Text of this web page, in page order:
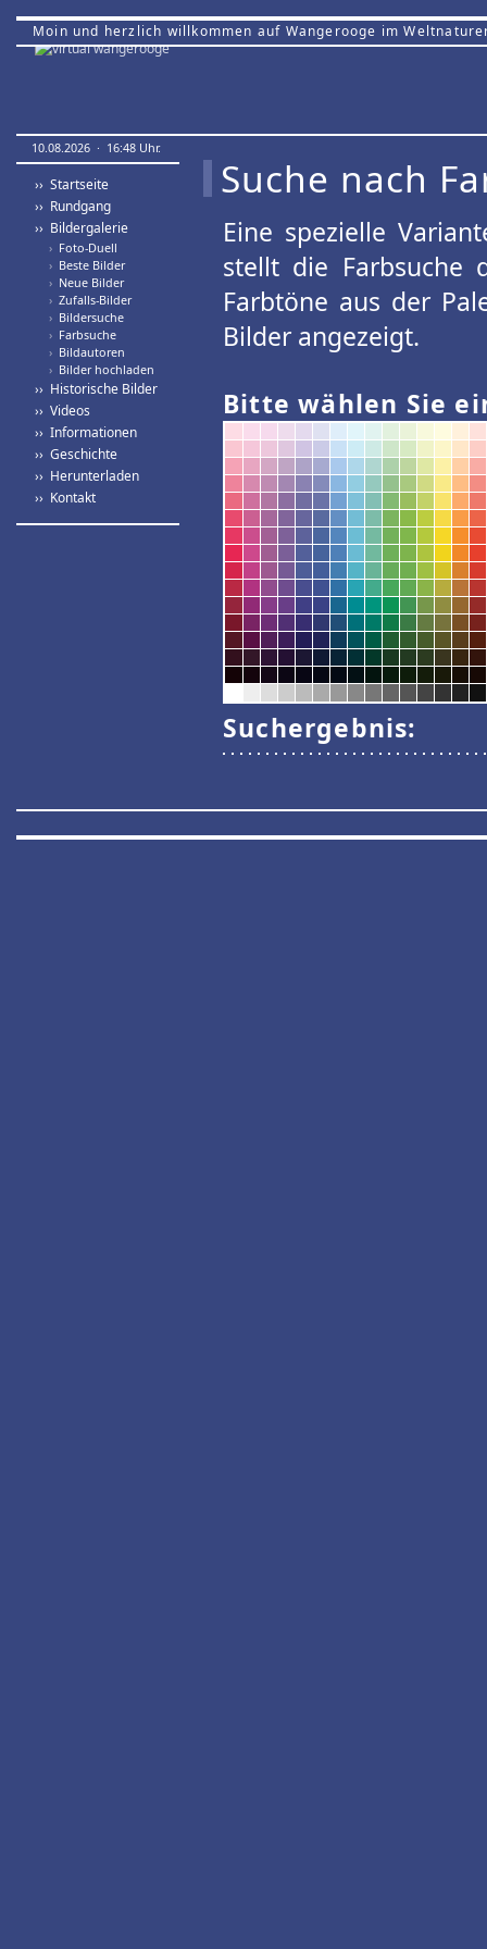
Moin und herzlich willkommen auf Wangerooge im
10.08.2026 · 16:48 Uhr.
›› Startseite
›› Rundgang
›› Bildergalerie
› Foto-Duell
› Beste Bilder
› Neue Bilder
› Zufalls-Bilder
› Bildersuche
› Farbsuche
› Bildautoren
› Bilder hochladen
›› Historische Bilder
›› Videos
›› Informationen
›› Geschichte
›› Herunterladen
›› Kontakt
Suche nach
Eine spezielle
stellt die Farbsuche
Farbtöne aus der
Bilder angezeigt.
Bitte wählen Sie
Suchergebnis: